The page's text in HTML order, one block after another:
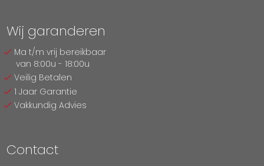
Wij garanderen
Ma t/m vrij bereikbaar
van 8:00u - 18:00u
Veilig Betalen
1 Jaar Garantie
Vakkundig Advies
Contact